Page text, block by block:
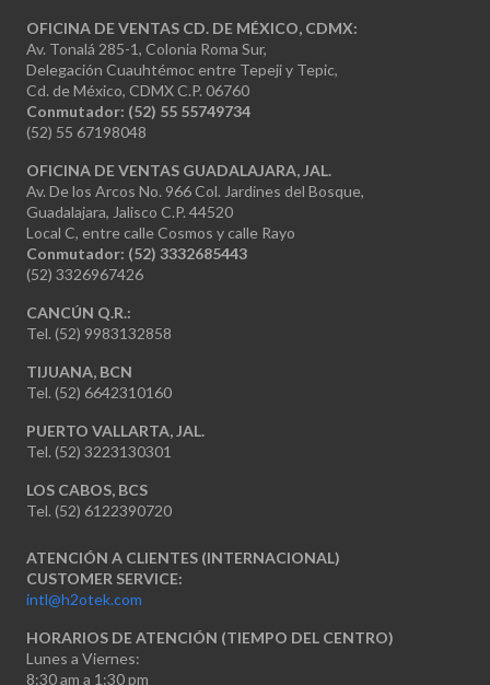
OFICINA DE VENTAS CD. DE MÉXICO, CDMX:
Av. Tonalá 285-1, Colonia Roma Sur,
Delegación Cuauhtémoc entre Tepeji y Tepic,
Cd. de México, CDMX C.P. 06760
Conmutador: (52) 55 55749734
(52) 55 67198048
OFICINA DE VENTAS GUADALAJARA, JAL.
Av. De los Arcos No. 966 Col. Jardines del Bosque,
Guadalajara, Jalisco C.P. 44520
Local C, entre calle Cosmos y calle Rayo
Conmutador: (52) 3332685443
(52) 3326967426
CANCÚN Q.R.:
Tel. (52) 9983132858
TIJUANA, BCN
Tel. (52) 6642310160
PUERTO VALLARTA, JAL.
Tel. (52) 3223130301
LOS CABOS, BCS
Tel. (52) 6122390720
ATENCIÓN A CLIENTES (INTERNACIONAL)
CUSTOMER SERVICE:
intl@h2otek.com
HORARIOS DE ATENCIÓN (TIEMPO DEL CENTRO)
Lunes a Viernes:
8:30 am a 1:30 pm